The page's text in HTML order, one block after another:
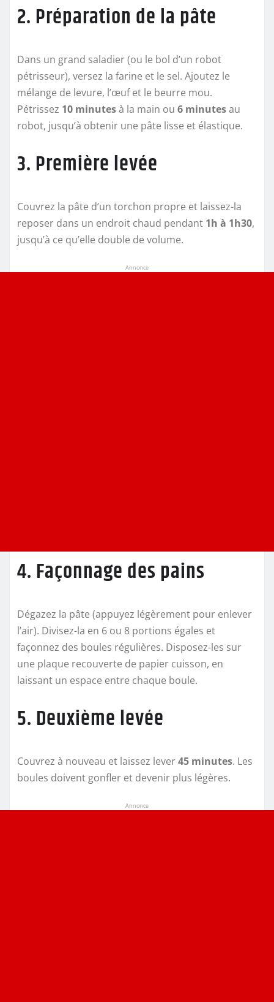
2. Préparation de la pâte
Dans un grand saladier (ou le bol d’un robot
pétrisseur), versez la farine et le sel. Ajoutez le
mélange de levure, l’œuf et le beurre mou.
Pétrissez 10 minutesà la main ou 6 minutesau
robot, jusqu’à obtenir une pâte lisse et élastique.
3. Première levée
Couvrez la pâte d’un torchon propre et laissez-la
reposer dans un endroit chaud pendant 1h à 1h30,
jusqu’à ce qu’elle double de volume.
Annonce
4. Façonnage des pains
Dégazez la pâte (appuyez légèrement pour enlever
l’air). Divisez-la en 6 ou 8 portions égales et
façonnez des boules régulières. Disposez-les sur
une plaque recouverte de papier cuisson, en
laissant un espace entre chaque boule.
5. Deuxième levée
Couvrez à nouveau et laissez lever45 minutes. Les
boules doivent gonfler et devenir plus légères.
Annonce